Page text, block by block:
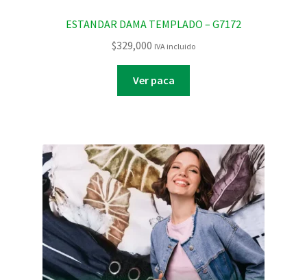
ESTANDAR DAMA TEMPLADO – G7172
$329,000 IVA incluido
Ver paca